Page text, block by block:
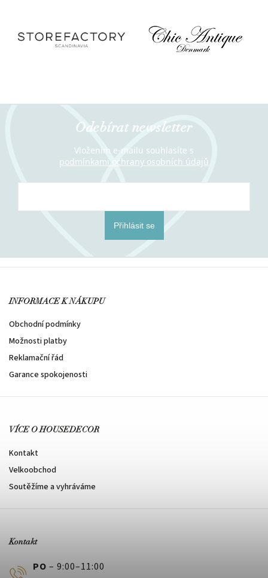
Odebírat newsletter
Vložením e-mailu souhlasíte s
podmínkami ochrany osobních údajů
Přihlásit se
INFORMACE K NÁKUPU
Obchodní podmínky
Možnosti platby
Reklamační řád
Garance spokojenosti
VÍCE O HOUSEDECOR
Kontakt
Velkoobchod
Soutěžíme a vyhráváme
Kontakt
PO – 9:00–11:00